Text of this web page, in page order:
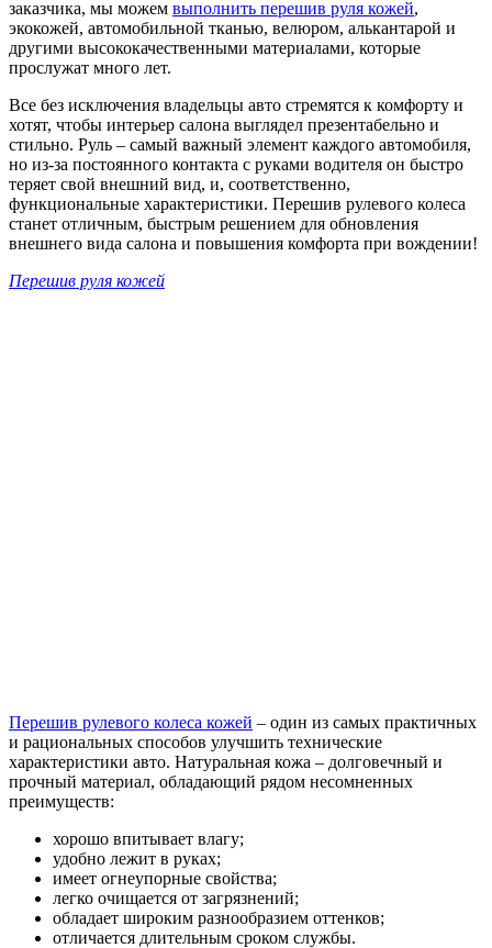
заказчика, мы можем выполнить перешив руля кожей,
экокожей, автомобильной тканью, велюром, алькантарой и
другими высококачественными материалами, которые
прослужат много лет.
Все без исключения владельцы авто стремятся к комфорту и
хотят, чтобы интерьер салона выглядел презентабельно и
стильно. Руль – самый важный элемент каждого автомобиля,
но из-за постоянного контакта с руками водителя он быстро
теряет свой внешний вид, и, соответственно,
функциональные характеристики. Перешив рулевого колеса
станет отличным, быстрым решением для обновления
внешнего вида салона и повышения комфорта при вождении!
Перешив руля кожей
Перешив рулевого колеса кожей – один из самых практичных
и рациональных способов улучшить технические
характеристики авто. Натуральная кожа – долговечный и
прочный материал, обладающий рядом несомненных
преимуществ:
хорошо впитывает влагу;
удобно лежит в руках;
имеет огнеупорные свойства;
легко очищается от загрязнений;
обладает широким разнообразием оттенков;
отличается длительным сроком службы.